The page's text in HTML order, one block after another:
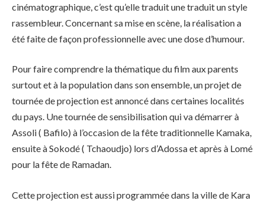
cinématographique, c’est qu’elle traduit une traduit un style
rassembleur. Concernant sa mise en scène, la réalisation a
été faite de façon professionnelle avec une dose d’humour.
Pour faire comprendre la thématique du film aux parents
surtout et à la population dans son ensemble, un projet de
tournée de projection est annoncé dans certaines localités
du pays. Une tournée de sensibilisation qui va démarrer à
Assoli ( Bafilo) à l’occasion de la fête traditionnelle Kamaka,
ensuite à Sokodé ( Tchaoudjo) lors d’Adossa et après à Lomé
pour la fête de Ramadan.
Cette projection est aussi programmée dans la ville de Kara